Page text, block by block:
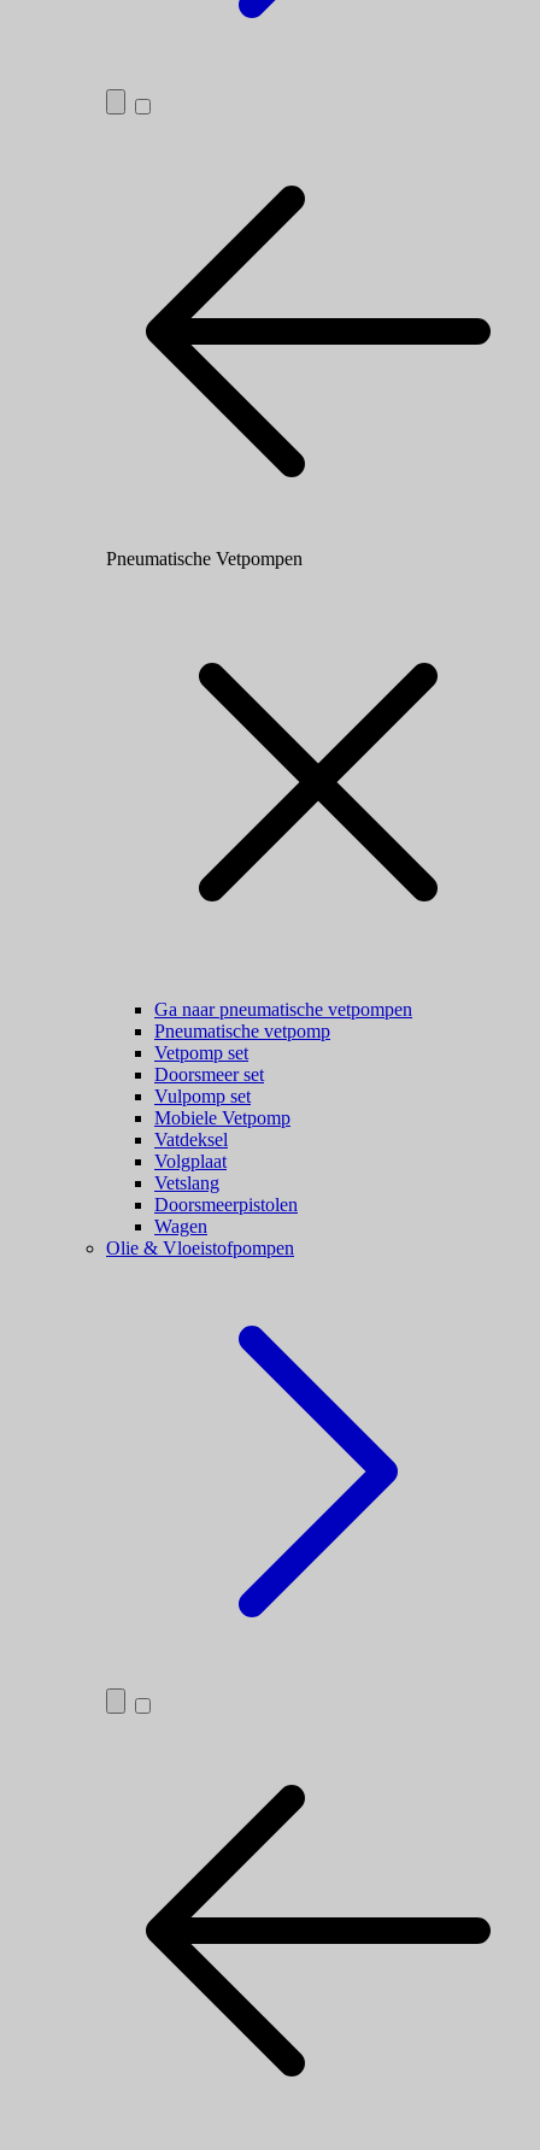
Pneumatische Vetpompen
Ga naar pneumatische vetpompen
Pneumatische vetpomp
Vetpomp set
Doorsmeer set
Vulpomp set
Mobiele Vetpomp
Vatdeksel
Volgplaat
Vetslang
Doorsmeerpistolen
Wagen
Olie & Vloeistofpompen